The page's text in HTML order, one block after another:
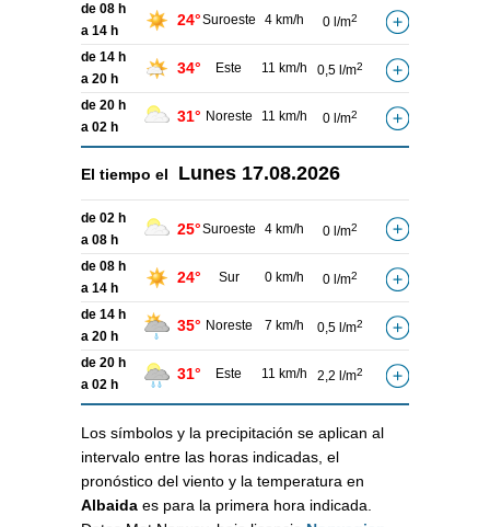
de 08 h
a 14 h
24°Suroeste 4 km/h 0 l/m2
de 14 h
a 20 h
34° Este 11 km/h 0,5 l/m2
de 20 h
a 02 h
31° Noreste 11 km/h 0 l/m2
El tiempo el Lunes 17.08.2026
de 02 h
a 08 h
25°Suroeste 4 km/h 0 l/m2
de 08 h
a 14 h
24° Sur 0 km/h 0 l/m2
de 14 h
a 20 h
35° Noreste 7 km/h 0,5 l/m2
de 20 h
a 02 h
31° Este 11 km/h 2,2 l/m2
Los símbolos y la precipitación se aplican al
intervalo entre las horas indicadas, el
pronóstico del viento y la temperatura en
Albaida es para la primera hora indicada.